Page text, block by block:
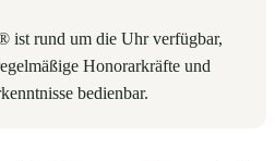
ist rund um die Uhr verfügbar,
Honorarkräfte und
bedienbar.